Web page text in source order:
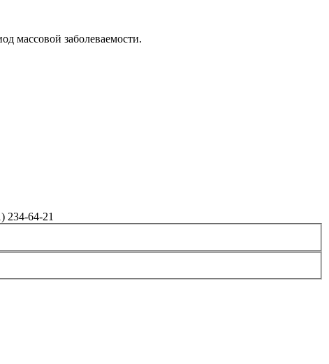
массовой заболеваемости.
234-64-21